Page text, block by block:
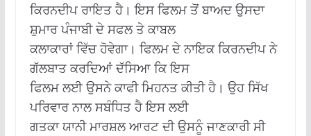
ਕਿਰਨਦੀਪ ਰਾਇਤ ਹੈ। ਇਸ ਫਿਲਮ ਤੋਂ ਬਾਅਦ ਉਸਦਾ
ਸ਼ੁਮਾਰ ਪੰਜਾਬੀ ਦੇ ਸਫਲ ਤੇ ਕਾਬਲ
ਕਲਾਕਾਰਾਂ ਵਿੱਚ ਹੋਵੇਗਾ। ਫਿਲਮ ਦੇ ਨਾਇਕ ਕਿਰਨਦੀਪ ਨੇ
ਗੱਲਬਾਤ ਕਰਦਿਆਂ ਦੱਸਿਆ ਕਿ ਇਸ
ਫਿਲਮ ਲਈ ਉਸਨੇ ਕਾਫੀ ਮਿਹਨਤ ਕੀਤੀ ਹੈ। ਉਹ ਸਿੱਖ
ਪਰਿਵਾਰ ਨਾਲ ਸਬੰਧਿਤ ਹੈ ਇਸ ਲਈ
ਗਤਕਾ ਯਾਨੀ ਮਾਰਸ਼ਲ ਆਰਟ ਦੀ ਉਸਨੂੰ ਜਾਣਕਾਰੀ ਸੀ